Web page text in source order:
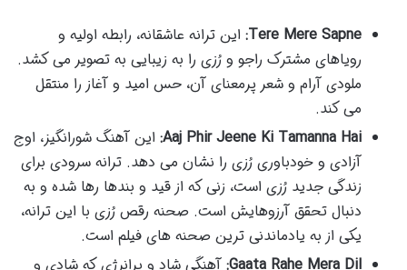
Tere Mere Sapne: این ترانه عاشقانه، رابطه اولیه و
رویاهای مشترک راجو و رُزی را به زیبایی به تصویر می کشد.
ملودی آرام و شعر پرمعنای آن، حس امید و آغاز را منتقل
می کند.
Aaj Phir Jeene Ki Tamanna Hai: این آهنگ شورانگیز، اوج
آزادی و خودباوری رُزی را نشان می دهد. ترانه سرودی برای
زندگی جدید رُزی است، زنی که از قید و بندها رها شده و به
دنبال تحقق آرزوهایش است. صحنه رقص رُزی با این ترانه،
یکی از به یادماندنی ترین صحنه های فیلم است.
Gaata Rahe Mera Dil: آهنگی شاد و پرانرژی که شادی و